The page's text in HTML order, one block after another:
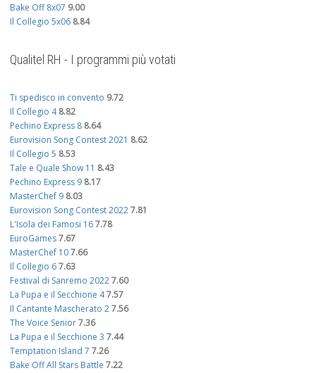
Bake Off 8x07 9.00
Il Collegio 5x06 8.84
Qualitel RH - I programmi più votati
Ti spedisco in convento 9.72
Il Collegio 4 8.82
Pechino Express 8 8.64
Eurovision Song Contest 2021 8.62
Il Collegio 5 8.53
Tale e Quale Show 11 8.43
Pechino Express 9 8.17
MasterChef 9 8.03
Eurovision Song Contest 20227.81
L'Isola dei Famosi 167.78
EuroGames7.67
MasterChef 107.66
Il Collegio 67.63
Festival di Sanremo 20227.60
La Pupa e il Secchione 47.57
Il Cantante Mascherato 27.56
The Voice Senior7.36
La Pupa e il Secchione 3 7.44
Temptation Island 7 7.26
Bake Off All Stars Battle 7.22